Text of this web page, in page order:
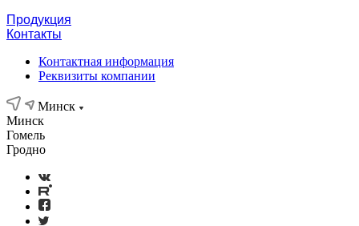
Продукция
Контакты
Контактная информация
Реквизиты компании
Минск
Минск
Гомель
Гродно